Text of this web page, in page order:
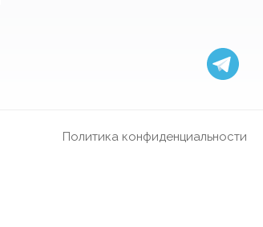
Политика конфиденциальности